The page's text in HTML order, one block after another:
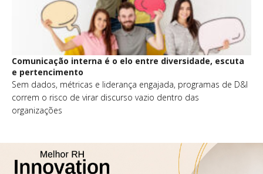
Comunicação interna é o elo entre diversidade, escuta
e pertencimento
Sem dados, métricas e liderança engajada, programas de D&I
correm o risco de virar discurso vazio dentro das
organizações